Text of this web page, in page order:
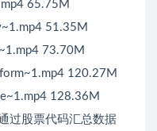
65.75M
51.35M
73.70M
120.27M
128.36M
过股票代码汇总数据